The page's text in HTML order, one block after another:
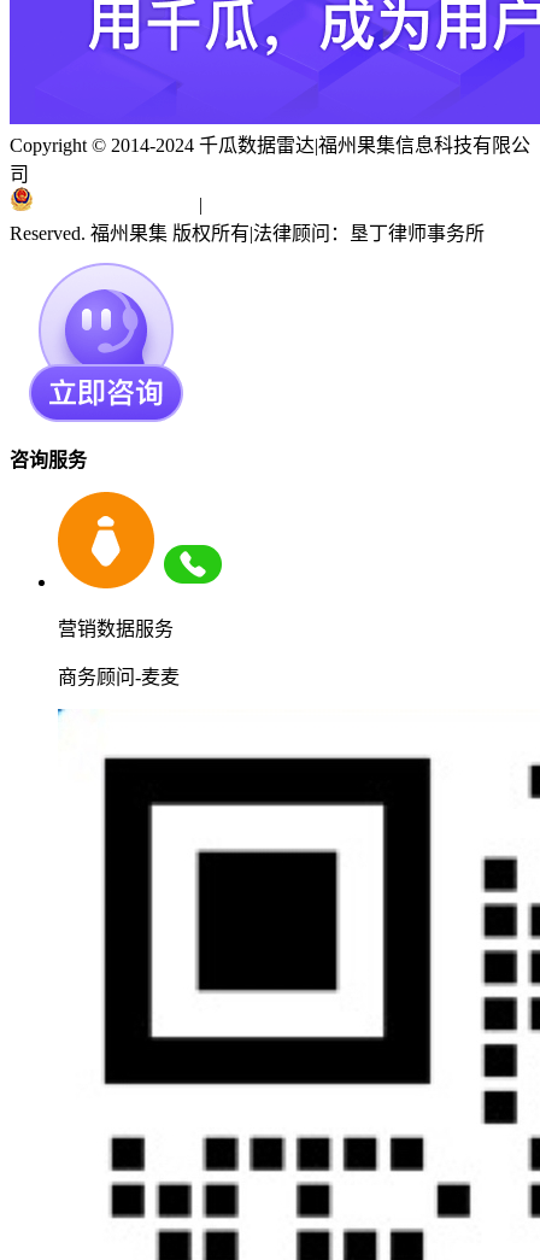
Copyright © 2014-2024 千瓜数据雷达|福州果集信息科技有限公
司
|
Reserved. 福州果集 版权所有|法律顾问：垦丁律师事务所
咨询服务
营销数据服务
商务顾问-麦麦